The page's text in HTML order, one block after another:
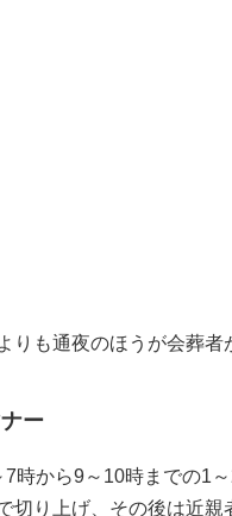
も通夜のほうが会葬者
ー
時から9～10時までの1
切り上げ、その後は近親